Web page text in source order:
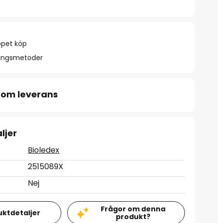
köp
leverans
Bioledex
2515089X
Nej
Frågor om denna
produkt?